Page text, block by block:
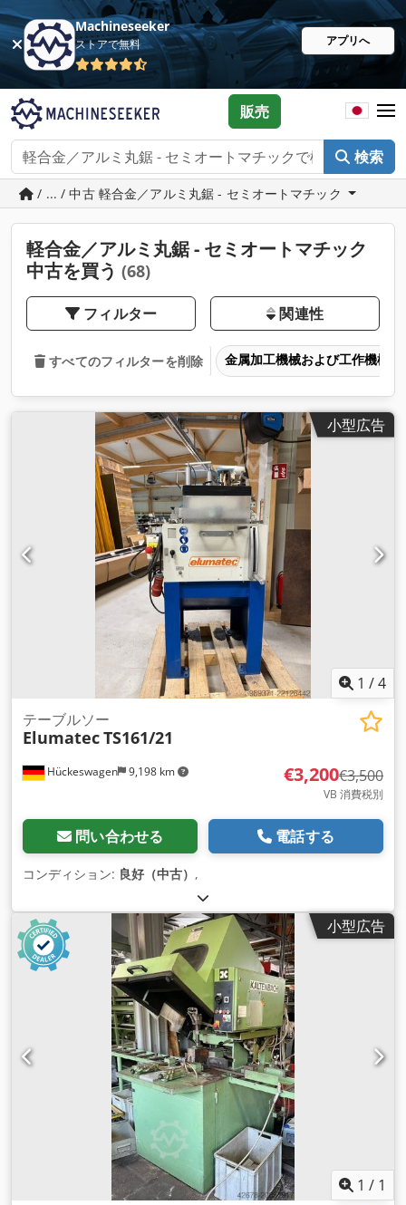
Machineseeker
ストアで無料 アプリへ
検索
販売
/ ... / 中古 軽合金／アルミ丸鋸 - セミオートマチック
軽合金／アルミ丸鋸 - セミオートマチック
中古を買う (68)
フィルター 関連性
すべてのフィルターを削除 金属加工機械および工作機械
小型広告
1 /4
Hückeswagen 9,198 km
テーブルソー
ElumatecTS161/21
€3,200€3,500
VB 消費税別
問い合わせる 電話する
コンディション: 良好（中古） ,
小型広告
1 / 1